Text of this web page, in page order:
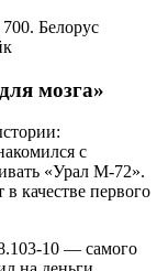
мозга»
с
«Урал М-72».
качестве первого
10 — самого